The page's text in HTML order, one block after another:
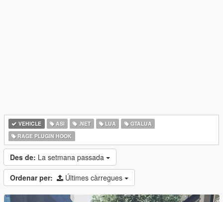
VEHICLE ASI .NET LUA
GTALUA
RAGE PLUGIN HOOK
Des de: La setmana passada
Ordenar per: Últimes càrregues